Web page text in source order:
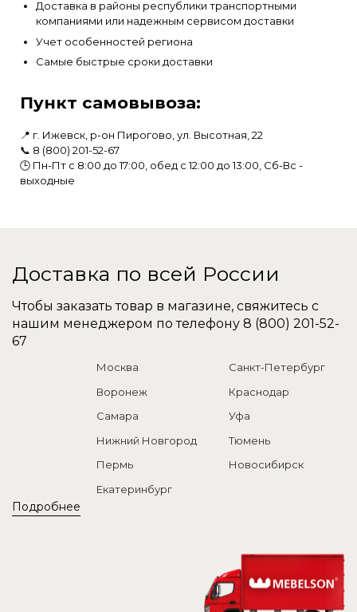
Доставка в районы республики транспортными
компаниями или надежным сервисом доставки
Учет особенностей региона
Самые быстрые сроки доставки
Пункт самовывоза:
📍 г. Ижевск, р-он Пирогово, ул. Высотная, 22
📞 8 (800) 201-52-67
🕒 Пн-Пт с 8:00 до 17:00, обед с 12:00 до 13:00, Сб-Вс -
выходные
Доставка по всей России
Чтобы заказать товар в магазине, свяжитесь с
нашим менеджером по телефону 8 (800) 201-52-
67
Подробнее
Москва
Санкт-Петербург
Воронеж
Краснодар
Самара
Уфа
Нижний Новгород
Тюмень
Пермь
Новосибирск
Екатеринбург